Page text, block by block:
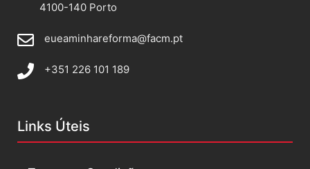
4100-140 Porto
eueaminhareforma@facm.pt
+351 226 101 189
Links Úteis